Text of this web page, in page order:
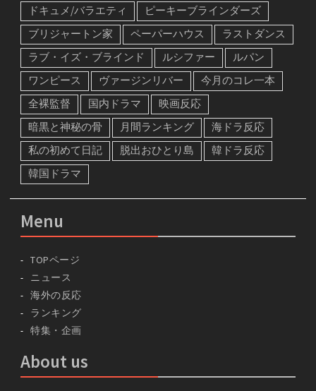
ドキュメ/バラエティ
ピーキーブラインダーズ
ブリジャートン家
ペーパーハウス
ラストダンス
ラブ・イズ・ブラインド
ルシファー
ルパン
ワンピース
ヴァージンリバー
今月のコレ一本
全裸監督
国内ドラマ
映画反応
暗黒と神秘の骨
月間ランキング
海ドラ反応
私の初めて日記
脱出おひとり島
韓ドラ反応
韓国ドラマ
Menu
TOPページ
ニュース
海外の反応
ランキング
特集・企画
About us